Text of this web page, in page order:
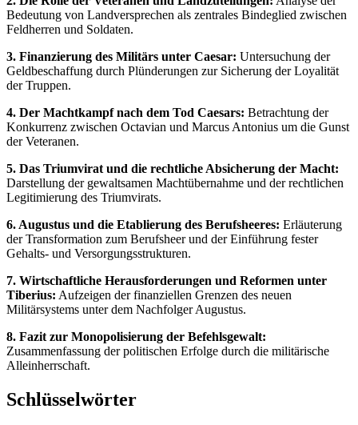
Bedeutung von Landversprechen als zentrales Bindeglied zwischen
Feldherren und Soldaten.
3. Finanzierung des Militärs unter Caesar: Untersuchung der
Geldbeschaffung durch Plünderungen zur Sicherung der Loyalität
der Truppen.
4. Der Machtkampf nach dem Tod Caesars: Betrachtung der
Konkurrenz zwischen Octavian und Marcus Antonius um die Gunst
der Veteranen.
5. Das Triumvirat und die rechtliche Absicherung der Macht:
Darstellung der gewaltsamen Machtübernahme und der rechtlichen
Legitimierung des Triumvirats.
6. Augustus und die Etablierung des Berufsheeres: Erläuterung
der Transformation zum Berufsheer und der Einführung fester
Gehalts- und Versorgungsstrukturen.
7. Wirtschaftliche Herausforderungen und Reformen unter
Tiberius: Aufzeigen der finanziellen Grenzen des neuen
Militärsystems unter dem Nachfolger Augustus.
8. Fazit zur Monopolisierung der Befehlsgewalt:
Zusammenfassung der politischen Erfolge durch die militärische
Alleinherrschaft.
Schlüsselwörter